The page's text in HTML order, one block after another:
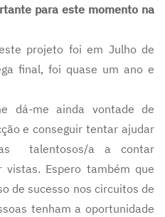
para este momento na
projeto foi em Julho de
final, foi quase um ano e
dá-me ainda vontade de
e conseguir tentar ajudar
talentosos/a a contar
Espero também que
de sucesso nos circuitos de
tenham a oportunidade